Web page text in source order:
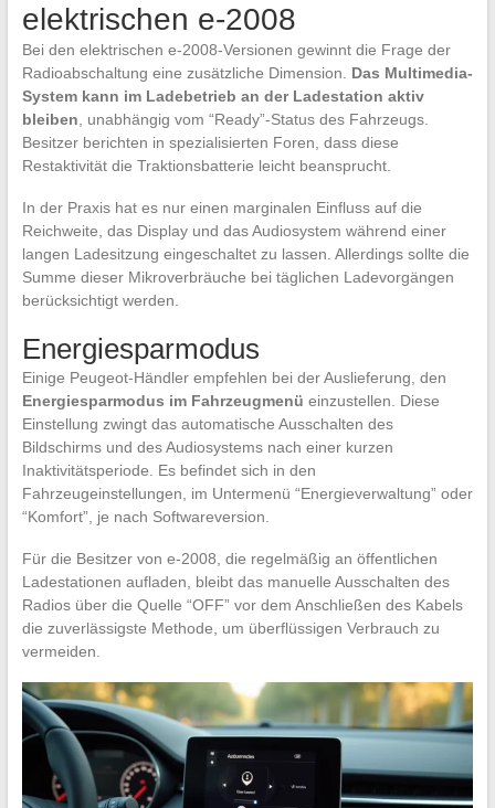
elektrischen e-2008
Bei den elektrischen e-2008-Versionen gewinnt die Frage der
Radioabschaltung eine zusätzliche Dimension. Das Multimedia-
System kann im Ladebetrieb an der Ladestation aktiv
bleiben, unabhängig vom “Ready”-Status des Fahrzeugs.
Besitzer berichten in spezialisierten Foren, dass diese
Restaktivität die Traktionsbatterie leicht beansprucht.
In der Praxis hat es nur einen marginalen Einfluss auf die
Reichweite, das Display und das Audiosystem während einer
langen Ladesitzung eingeschaltet zu lassen. Allerdings sollte die
Summe dieser Mikroverbräuche bei täglichen Ladevorgängen
berücksichtigt werden.
Energiesparmodus
Einige Peugeot-Händler empfehlen bei der Auslieferung, den
Energiesparmodus im Fahrzeugmenü einzustellen. Diese
Einstellung zwingt das automatische Ausschalten des
Bildschirms und des Audiosystems nach einer kurzen
Inaktivitätsperiode. Es befindet sich in den
Fahrzeugeinstellungen, im Untermenü “Energieverwaltung” oder
“Komfort”, je nach Softwareversion.
Für die Besitzer von e-2008, die regelmäßig an öffentlichen
Ladestationen aufladen, bleibt das manuelle Ausschalten des
Radios über die Quelle “OFF” vor dem Anschließen des Kabels
die zuverlässigste Methode, um überflüssigen Verbrauch zu
vermeiden.